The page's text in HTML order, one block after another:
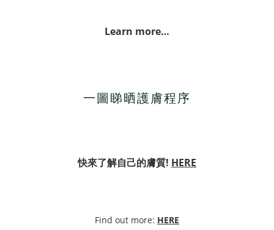
Learn more…
一圖睇晒護膚程序
快來了解自己的膚質! HERE
Find out more: HERE